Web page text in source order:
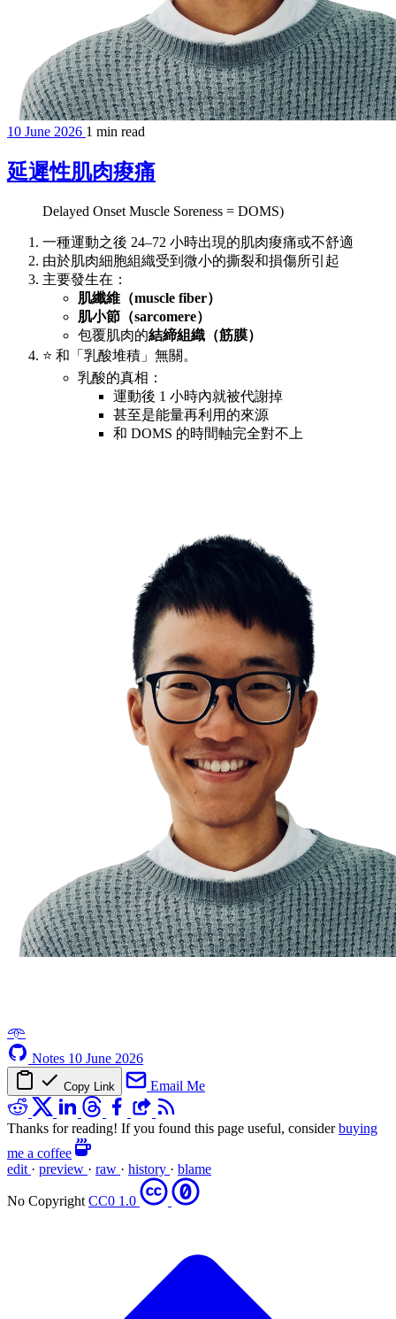
10 June 2026 1 min read
延遲性肌肉痠痛
Delayed Onset Muscle Soreness = DOMS)
一種運動之後 24–72 小時出現的肌肉痠痛或不舒適
由於肌肉細胞組織受到微小的撕裂和損傷所引起
主要發生在：
肌纖維（muscle fiber）
肌小節（sarcomere）
包覆肌肉的結締組織（筋膜）
⭐️ 和「乳酸堆積」無關。
乳酸的真相：
運動後 1 小時內就被代謝掉
甚至是能量再利用的來源
和 DOMS 的時間軸完全對不上
𖥸
Notes 10 June 2026
Copy Link Email Me
Thanks for reading! If you found this page useful, considerbuying
me a coffee
edit · preview · raw · history · blame
No Copyright CC0 1.0